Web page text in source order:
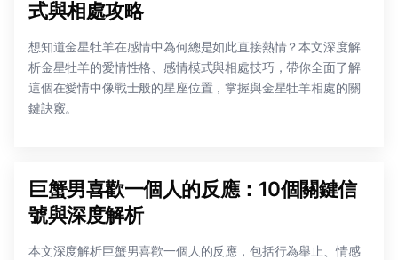
式與相處攻略
想知道金星牡羊在感情中為何總是如此直接熱情？本文深度解
析金星牡羊的愛情性格、感情模式與相處技巧，帶你全面了解
這個在愛情中像戰士般的星座位置，掌握與金星牡羊相處的關
鍵訣竅。
巨蟹男喜歡一個人的反應：10個關鍵信
號與深度解析
本文深度解析巨蟹男喜歡一個人的反應，包括行為舉止、情感